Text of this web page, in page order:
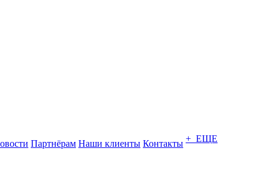
Партнёрам Наши клиенты Контакты + ЕЩЕ